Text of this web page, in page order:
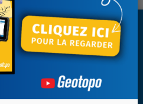
ZA Les belles vues
3, rue des Prés